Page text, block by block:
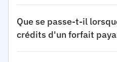
Que se passe-t-il
crédits d'un forfait